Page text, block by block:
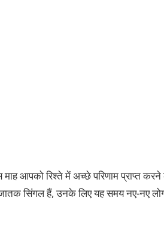
आपको रिश्ते में अच्छे परिणाम प्राप्त
सिंगल हैं, उनके लिए यह समय नए-नए